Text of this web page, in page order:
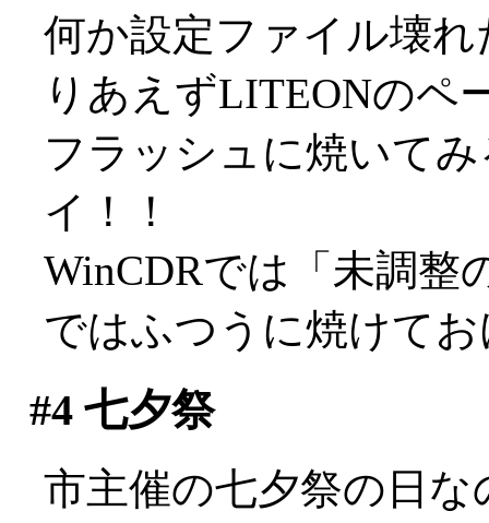
何か設定ファイル壊
りあえずLITEONのペ
フラッシュに焼いて
イ！！
WinCDRでは「未調整
ではふつうに焼けて
#4七夕祭
市主催の七夕祭の日